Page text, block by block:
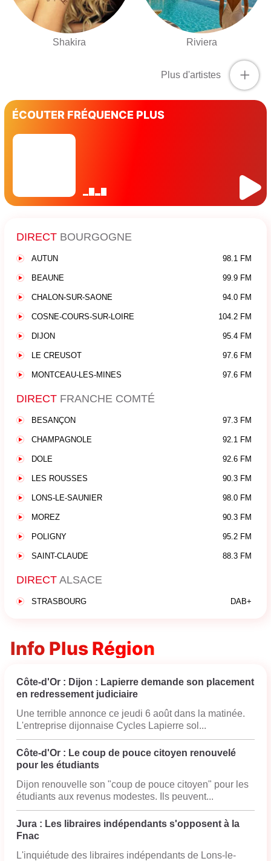
Shakira Riviera
+
Plus d'artistes
ÉCOUTER FRÉQUENCE PLUS
DIRECT BOURGOGNE
AUTUN 98.1 FM
BEAUNE 99.9 FM
CHALON-SUR-SAONE 94.0 FM
COSNE-COURS-SUR-LOIRE 104.2 FM
DIJON 95.4 FM
LE CREUSOT 97.6 FM
MONTCEAU-LES-MINES 97.6 FM
DIRECT FRANCHE COMTÉ
BESANÇON 97.3 FM
CHAMPAGNOLE 92.1 FM
DOLE 92.6 FM
LES ROUSSES 90.3 FM
LONS-LE-SAUNIER 98.0 FM
MOREZ 90.3 FM
POLIGNY 95.2 FM
SAINT-CLAUDE 88.3 FM
DIRECT ALSACE
STRASBOURG DAB+
Info Plus Région
Côte-d'Or : Dijon : Lapierre demande son placement
en redressement judiciaire
Une terrible annonce ce jeudi 6 août dans la matinée.
L'entreprise dijonnaise Cycles Lapierre sol...
Côte-d'Or : Le coup de pouce citoyen renouvelé
pour les étudiants
Dijon renouvelle son "coup de pouce citoyen" pour les
étudiants aux revenus modestes. Ils peuvent...
Jura : Les libraires indépendants s'opposent à la
Fnac
L'inquiétude des libraires indépendants de Lons-le-